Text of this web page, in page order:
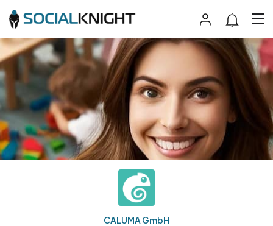
CALUMA GmbH